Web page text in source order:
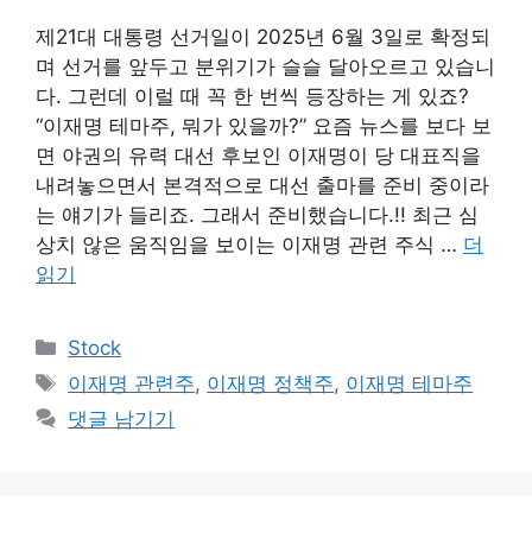
제21대 대통령 선거일이 2025년 6월 3일로 확정되
며 선거를 앞두고 분위기가 슬슬 달아오르고 있습니
다. 그런데 이럴 때 꼭 한 번씩 등장하는 게 있죠?
“이재명 테마주, 뭐가 있을까?” 요즘 뉴스를 보다 보
면 야권의 유력 대선 후보인 이재명이 당 대표직을
내려놓으면서 본격적으로 대선 출마를 준비 중이라
는 얘기가 들리죠. 그래서 준비했습니다.!! 최근 심
상치 않은 움직임을 보이는 이재명 관련 주식 … 더
읽기
카
테
리
Stock
태
그
이재명 관련주, 이재명 정책주, 이재명 테마주
댓글 남기기